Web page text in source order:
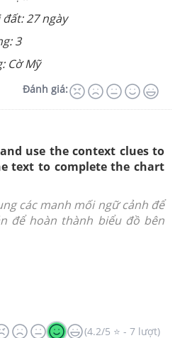
27 ngày
3
Cờ Mỹ
Đánh giá:
use the context clues to
text to complete the chart
các manh mối ngữ cảnh để
để hoàn thành biểu đồ bên
(4.2/5 ⭐ - 7 lượt)